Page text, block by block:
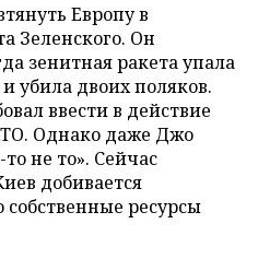
Европу в
Зеленского. Он
зенитная ракета упала
убила двоих поляков.
ввести в действие
Однако даже Джо
не то». Сейчас
добивается
ресурсы